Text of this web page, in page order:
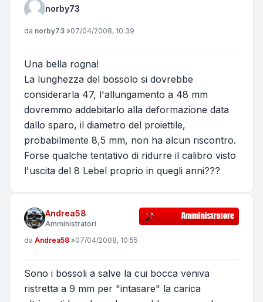
norby73
Messaggio
da norby73 »07/04/2008, 10:39
Una bella rogna!
La lunghezza del bossolo si dovrebbe
considerarla 47, l'allungamento a 48 mm
dovremmo addebitarlo alla deformazione data
dallo sparo, il diametro del proiettile,
probabilmente 8,5 mm, non ha alcun riscontro.
Forse qualche tentativo di ridurre il calibro visto
l'uscita del 8 Lebel proprio in quegli anni???
Andrea58
Amministratori
Messaggio
da Andrea58 »07/04/2008, 10:55
Sono i bossoli a salve la cui bocca veniva
ristretta a 9 mm per "intasare" la carica